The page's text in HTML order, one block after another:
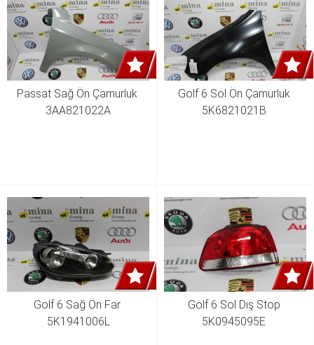
Passat Sağ Ön Çamurluk
3AA821022A
Golf 6 Sol Ön Çamurluk
5K6821021B
Golf 6 Sağ Ön Far
5K1941006L
Golf 6 Sol Dış Stop
5K0945095E